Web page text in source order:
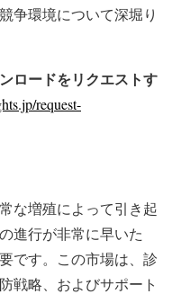
争環境について深堀り
ロードをリクエストす
request-
な増殖によって引き起
進行が非常に早いた
です。この市場は、診
戦略、およびサポート